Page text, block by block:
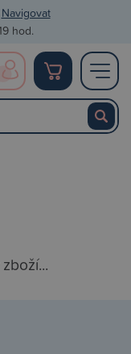
Navigovat
hod.